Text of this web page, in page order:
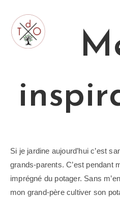
content
Si je jardine aujourd’hui c’est
grands-parents. C’est pendant
imprégné du potager. Sans
mon grand-père cultiver son